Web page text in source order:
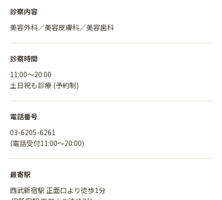
診察内容
美容外科／美容皮膚科／美容歯科
診察時間
11:00〜20:00
土日祝も診療 (予約制)
電話番号
03-6205-6261
(電話受付11:00〜20:00)
最寄駅
西武新宿駅 正面口より徒歩1分